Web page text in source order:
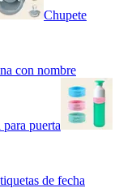
Chupete
con nombre
para puerta
de fecha